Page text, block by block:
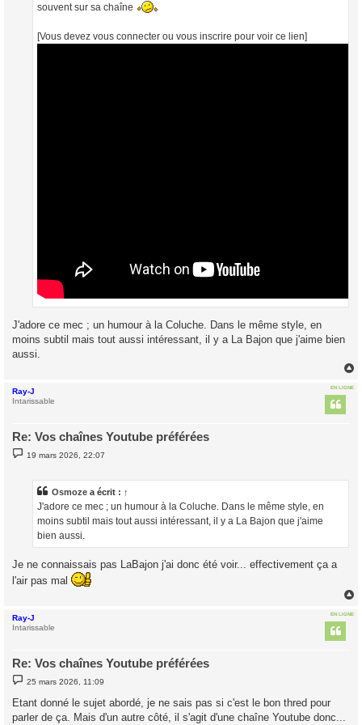
souvent sur sa chaîne
[Vous devez vous connecter ou vous inscrire pour voir ce lien]
J'adore ce mec ; un humour à la Coluche. Dans le même style, en
moins subtil mais tout aussi intéressant, il y a La Bajon que j'aime bien
aussi.
EN LIGNE
Ray-J
Intarissable
Re: Vos chaînes Youtube préférées
M
e
19 mars 2026, 22:07
Osmoze a écrit : ↑
J'adore ce mec ; un humour à la Coluche. Dans le même style, en
moins subtil mais tout aussi intéressant, il y a La Bajon que j'aime
bien aussi.
Je ne connaissais pas LaBajon j'ai donc été voir... effectivement ça a
l'air pas mal
EN LIGNE
Ray-J
Intarissable
Re: Vos chaînes Youtube préférées
M
e
s
a
25 mars 2026, 11:09
Etant donné le sujet abordé, je ne sais pas si c'est le bon thred pour
parler de ça. Mais d'un autre côté, il s'agit d'une chaîne Youtube donc...